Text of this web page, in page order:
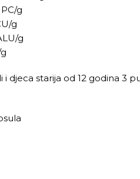
g
g
g
i djeca starija od 12 godina 3